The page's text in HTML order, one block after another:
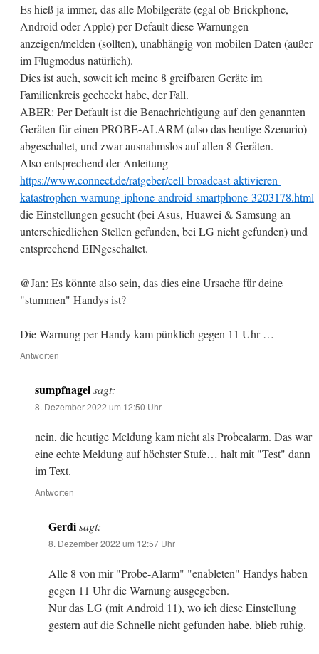
Es hieß ja immer, das alle Mobilgeräte (egal ob Brickphone,
Android oder Apple) per Default diese Warnungen
anzeigen/melden (sollten), unabhängig von mobilen Daten (außer
im Flugmodus natürlich).
Dies ist auch, soweit ich meine 8 greifbaren Geräte im
Familienkreis gecheckt habe, der Fall.
ABER: Per Default ist die Benachrichtigung auf den genannten
Geräten für einen PROBE-ALARM (also das heutige Szenario)
abgeschaltet, und zwar ausnahmslos auf allen 8 Geräten.
Also entsprechend der Anleitung
https://www.connect.de/ratgeber/cell-broadcast-aktivieren-
katastrophen-warnung-iphone-android-smartphone-3203178.html
die Einstellungen gesucht (bei Asus, Huawei & Samsung an
unterschiedlichen Stellen gefunden, bei LG nicht gefunden) und
entsprechend EINgeschaltet.
@Jan: Es könnte also sein, das dies eine Ursache für deine
"stummen" Handys ist?
Die Warnung per Handy kam pünklich gegen 11 Uhr …
Antworten
sumpfnagel sagt:
8. Dezember 2022 um 12:50 Uhr
nein, die heutige Meldung kam nicht als Probealarm. Das war
eine echte Meldung auf höchster Stufe… halt mit "Test" dann
im Text.
Antworten
Gerdisagt:
8. Dezember 2022 um 12:57 Uhr
Alle 8 von mir "Probe-Alarm" "enableten" Handys haben
gegen 11 Uhr die Warnung ausgegeben.
Nur das LG (mit Android 11), wo ich diese Einstellung
gestern auf die Schnelle nicht gefunden habe, blieb ruhig.